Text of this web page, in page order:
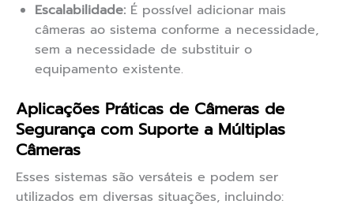
Escalabilidade: É possível adicionar mais
câmeras ao sistema conforme a necessidade,
sem a necessidade de substituir o
equipamento existente.
Aplicações Práticas de Câmeras de
Segurança com Suporte a Múltiplas
Câmeras
Esses sistemas são versáteis e podem ser
utilizados em diversas situações, incluindo: